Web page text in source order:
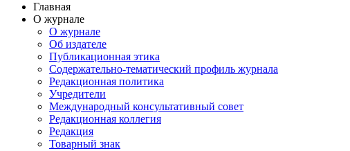
Главная
О журнале
О журнале
Об издателе
Публикационная этика
Содержательно-тематический профиль журнала
Редакционная политика
Учредители
Международный консультативный совет
Редакционная коллегия
Редакция
Товарный знак